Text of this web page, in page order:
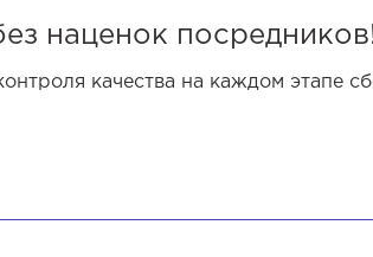
наценок
качества на каждом этапе